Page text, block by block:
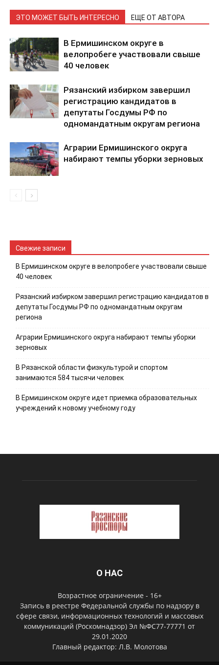
ЭТО МОЖЕТ БЫТЬ ИНТЕРЕСНО ЕЩЕ ОТ АВТОРА
В Ермишинском округе в
велопробеге участвовали свыше
40 человек
Рязанский избирком завершил
регистрацию кандидатов в
депутаты Госдумы РФ по
одномандатным округам региона
Аграрии Ермишинского округа
набирают темпы уборки зерновых
Свежие записи
В Ермишинском округе в велопробеге участвовали свыше
40 человек
Рязанский избирком завершил регистрацию кандидатов в
депутаты Госдумы РФ по одномандатным округам
региона
Аграрии Ермишинского округа набирают темпы уборки
зерновых
В Рязанской области физкультурой и спортом
занимаются 584 тысячи человек
В Ермишинском округе идет приемка образовательных
учреждений к новому учебному году
О НАС
Возрастное ограничение - 16+
Запись в реестре Федеральной службы по надзору в
сфере связи, информационных технологий и массовых
коммуникаций (Роскомнадзор) Эл №ФС77-77771 от
29.01.2020
Главный редактор: Л.В. Молотова